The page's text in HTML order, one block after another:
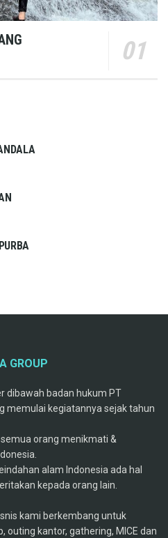
GROUP
dibawah badan hukum PT
memulai kegiatannya sejak tahun
orang menikmati &
alam Indonesia ada hal
kepada orang lain.
kami berkembang untuk
outing kantor, gathering, MICE dan